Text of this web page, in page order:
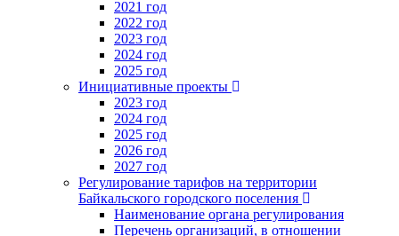
2021 год
2022 год
2023 год
2024 год
2025 год
Инициативные проекты
2023 год
2024 год
2025 год
2026 год
2027 год
Регулирование тарифов на территории
Байкальского городского поселения
Наименование органа регулирования
Перечень организаций, в отношении